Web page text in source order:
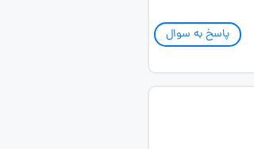
پاسخ به سوال